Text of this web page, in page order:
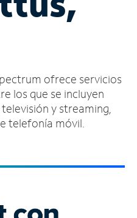
ofrece servicios
los que se incluyen
y streaming,
telefonía móvil.